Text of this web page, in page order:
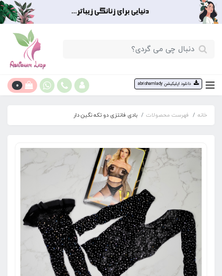
دانلود اپلیکیشن abrishamlady 0
خانه فهرست محصولات بادی فانتزی دو تکه نگین دار